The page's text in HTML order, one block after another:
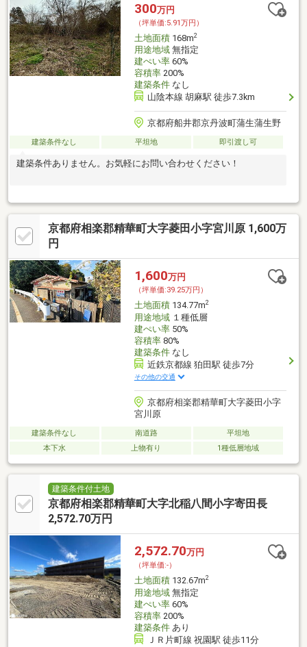
300万円
（坪単価:5.91万円）
土地面積168m2
用途地域無指定
建ぺい率60%
容積率200%
建築条件なし
山陰本線 胡麻駅 徒歩7.3km
京都府船井郡京丹波町蒲生蒲生野
建築条件なし 平坦地 即引渡し可
建築条件ありません。お気軽にお問い合わせください！
京都府相楽郡精華町大字菱田小字宮川原 1,600万
円
1,600万円
（坪単価:39.25万円）
土地面積134.77m2
用途地域１種低層
建ぺい率50%
容積率80%
建築条件なし
近鉄京都線 狛田駅 徒歩7分
その他の交通
京都府相楽郡精華町大字菱田小字
宮川原
建築条件なし 南道路
平坦地
本下水
上物有り 1種低層地域
建築条件付土地
京都府相楽郡精華町大字北稲八間小字寄田長
2,572.70万円
2,572.70万円
（坪単価:-）
土地面積132.67m2
用途地域無指定
建ぺい率60%
容積率200%
建築条件あり
ＪＲ片町線 祝園駅 徒歩11分